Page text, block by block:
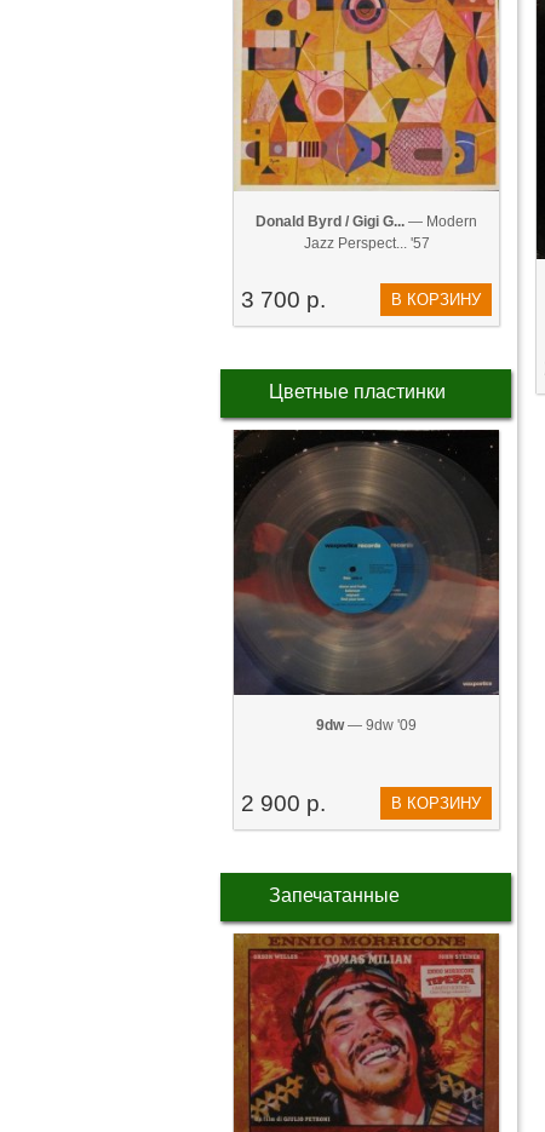
Donald Byrd / Gigi G... — Modern
Jazz Perspect... '57
3 700 р. В КОРЗИНУ
Цветные пластинки
9dw— 9dw '09
2 900 р. В КОРЗИНУ
Запечатанные